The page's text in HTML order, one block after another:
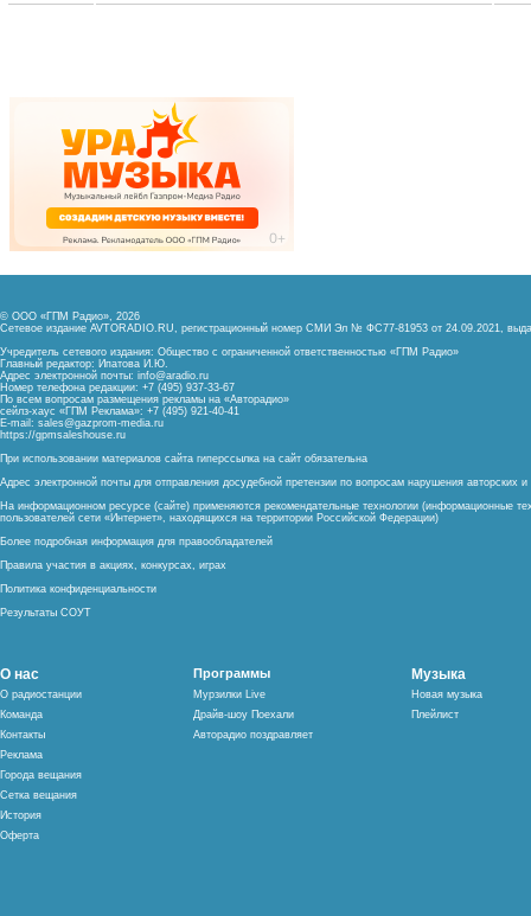
© ООО «ГПМ Радио», 2026
Сетевое издание AVTORADIO.RU, регистрационный номер СМИ Эл № ФС77-81953 от 24.09.2021,
Учредитель сетевого издания: Общество с ограниченной ответственностью «ГПМ Радио»
Главный редактор: Ипатова И.Ю.
Адрес электронной почты: info@aradio.ru
Номер телефона редакции: +7 (495) 937-33-67
По всем вопросам размещения рекламы на «Авторадио»
сейлз-хаус «ГПМ Реклама»: +7 (495) 921-40-41
E-mail: sales@gazprom-media.ru
https://gpmsaleshouse.ru
При использовании материалов сайта гиперссылка на сайт обязательна
Адрес электронной почты для отправления досудебной претензии по вопросам нарушения авторских
На информационном ресурсе (сайте) применяются рекомендательные технологии (информационные
пользователей сети «Интернет», находящихся на территории Российской Федерации)
Более подробная информация для правообладателей
Правила участия в акциях, конкурсах, играх
Политика конфиденциальности
Результаты СОУТ
О нас
О радиостанции
Команда
Контакты
Реклама
Города вещания
Сетка вещания
История
Оферта
Программы
Мурзилки Live
Драйв-шоу Поехали
Авторадио поздравляет
Музыка
Новая музыка
Плейлист